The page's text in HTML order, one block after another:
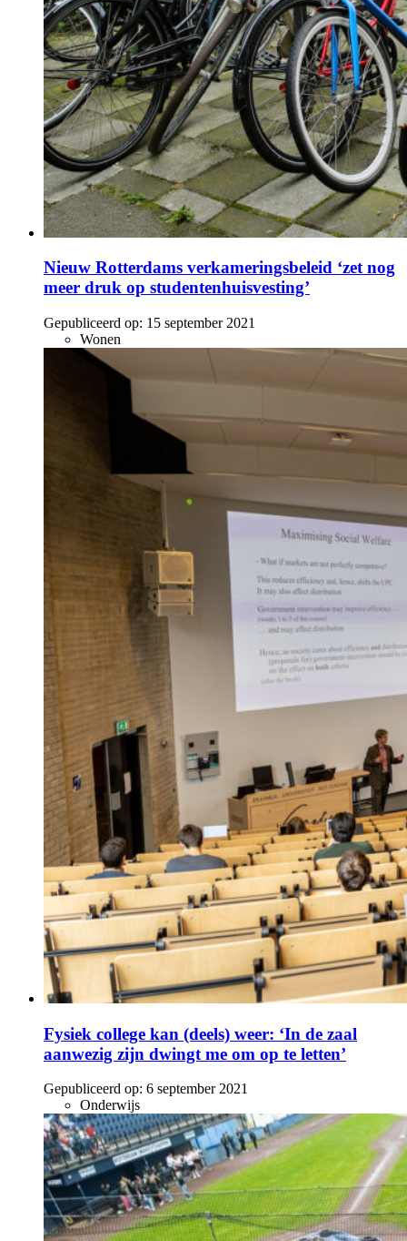
Nieuw Rotterdams verkameringsbeleid ‘zet nog
meer druk op studentenhuisvesting’
Gepubliceerd op: 15 september 2021
Wonen
Fysiek college kan (deels) weer: ‘In de zaal
aanwezig zijn dwingt me om op te letten’
Gepubliceerd op: 6 september 2021
Onderwijs